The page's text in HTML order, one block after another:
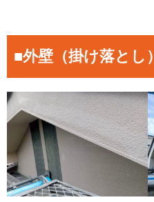
■外壁（掛け落とし）